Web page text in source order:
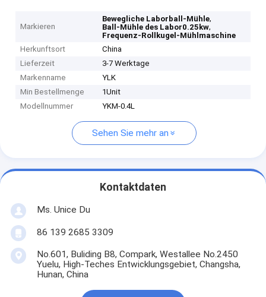
Markieren
Bewegliche Laborball-Mühle,
Ball-Mühle des Labor0.25kw,
Frequenz-Rollkugel-Mühlmaschine
Herkunftsort
China
Lieferzeit
3-7 Werktage
Markenname
YLK
Min Bestellmenge
1Unit
Modellnummer
YKM-0.4L
Sehen Sie mehr an
Kontaktdaten
Ms. Unice Du
86 139 2685 3309
No.601, Buliding B8, Compark, Westallee No.2450
Yuelu, High-Teches Entwicklungsgebiet, Changsha,
Hunan, China